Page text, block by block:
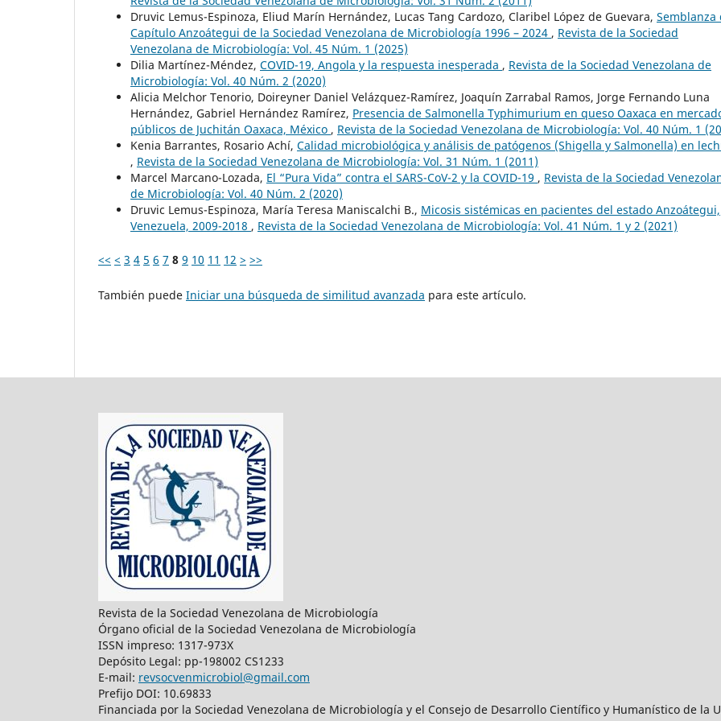
Druvic Lemus-Espinoza, Eliud Marín Hernández, Lucas Tang Cardozo, Claribel López de Guevara, Semblanza
Capítulo Anzoátegui de la Sociedad Venezolana de Microbiología 1996 – 2024 , Revista de la Sociedad
Venezolana de Microbiología: Vol. 45 Núm. 1 (2025)
Dilia Martínez-Méndez, COVID-19, Angola y la respuesta inesperada , Revista de la Sociedad Venezolana de
Microbiología: Vol. 40 Núm. 2 (2020)
Alicia Melchor Tenorio, Doireyner Daniel Velázquez-Ramírez, Joaquín Zarrabal Ramos, Jorge Fernando Luna
Hernández, Gabriel Hernández Ramírez, Presencia de Salmonella Typhimurium en queso Oaxaca en
públicos de Juchitán Oaxaca, México , Revista de la Sociedad Venezolana de Microbiología: Vol. 40 Núm. 1
Kenia Barrantes, Rosario Achí, Calidad microbiológica y análisis de patógenos (Shigella y Salmonella) en
, Revista de la Sociedad Venezolana de Microbiología: Vol. 31 Núm. 1 (2011)
Marcel Marcano-Lozada, El “Pura Vida” contra el SARS-CoV-2 y la COVID-19 , Revista de la Sociedad
de Microbiología: Vol. 40 Núm. 2 (2020)
Druvic Lemus-Espinoza, María Teresa Maniscalchi B., Micosis sistémicas en pacientes del estado Anzoátegui,
Venezuela, 2009-2018 , Revista de la Sociedad Venezolana de Microbiología: Vol. 41 Núm. 1 y 2 (2021)
<< < 3 4 5 6 7 8 9 10 11 12 > >>
También puede Iniciar una búsqueda de similitud avanzada para este artículo.
Revista de la Sociedad Venezolana de Microbiología
Órgano oficial de la Sociedad Venezolana de Microbiología
ISSN impreso: 1317-973X
Depósito Legal: pp-198002 CS1233
E-mail: revsocvenmicrobiol@gmail.com
Prefijo DOI: 10.69833
Financiada por la Sociedad Venezolana de Microbiología y el Consejo de Desarrollo Científico y Humanístico de la